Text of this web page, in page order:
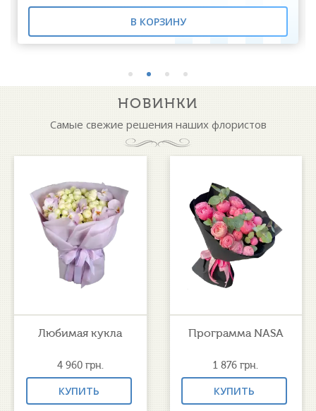
В КОРЗИНУ
НОВИНКИ
Самые свежие решения наших флористов
Любимая кукла
4 960 грн.
КУПИТЬ
Программа NASA
1 876грн.
КУПИТЬ